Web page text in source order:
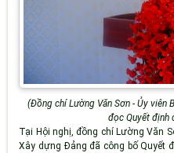
(Đồng chí Lường Văn Sơn - Ủy viên
đọc Quyết định
Tại Hội nghị, đồng chí Lường Văn
Xây dựng Đảng đã công bố Quyết